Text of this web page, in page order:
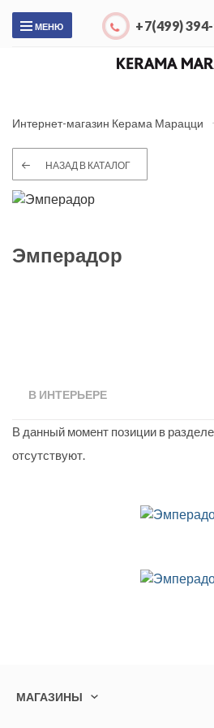
МЕНЮ +7(499)
Интернет-магазин Керама Марацци
НАЗАД В КАТАЛОГ
Эмперадор
В ИНТЕРЬЕРЕ
В данный момент позиции в
отсутствуют.
МАГАЗИНЫ